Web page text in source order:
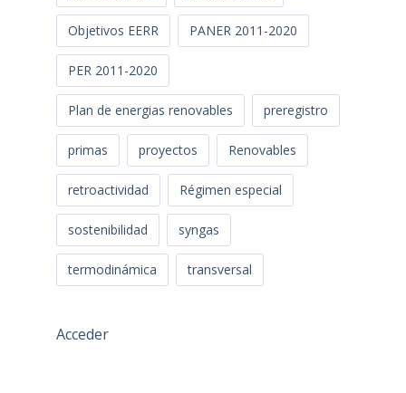
Objetivos EERR PANER 2011-2020
PER 2011-2020
Plan de energias renovables preregistro
primas proyectos Renovables
retroactividad Régimen especial
sostenibilidad syngas
termodinámica transversal
Acceder